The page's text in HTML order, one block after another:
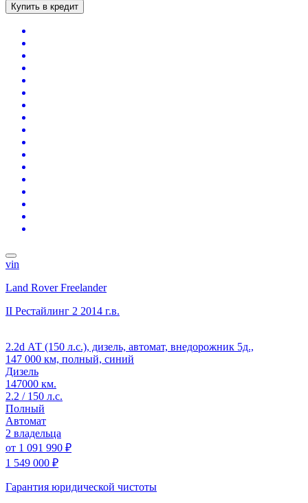
Купить в кредит
vin
Land Rover Freelander
II Рестайлинг 2 2014 г.в.
2.2d АТ (150 л.с.), дизель, автомат, внедорожник 5д.,
147 000 км, полный, синий
Дизель
147000 км.
2.2 / 150 л.с.
Полный
Автомат
2 владельца
от 1 091 990 ₽
1 549 000 ₽
Гарантия юридической чистоты